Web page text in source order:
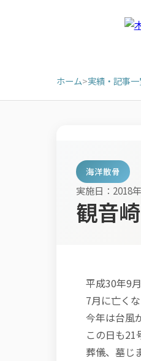
ホーム>実績・記事
海洋散骨
実施日：2018
観音崎
平成30年9
7月に亡く
今年は台風
この日も21
葬儀、墓じ